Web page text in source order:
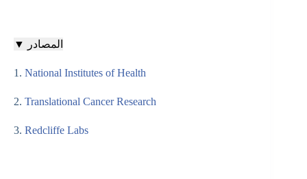
▼ المصادر
1. National Institutes of Health
2. Translational Cancer Research
3. Redcliffe Labs